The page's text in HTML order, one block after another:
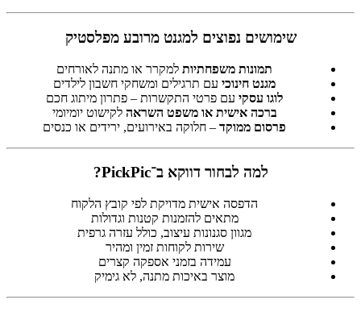
שימושים נפוצים למגנט מרובע מפלסטיק
תמונות משפחתיות למקרר או מתנה לאורחים
מגנט חינוכי עם תרגילים ומשחקי חשבון לילדים
לוגו עסקי עם פרטי התקשרות – פתרון מיתוג חכם
ברכה אישית או משפט השראה לקישוט יומיומי
פרסום ממוקד – חלוקה באירועים, ירידים או כנסים
למה לבחור דווקא ב־PickPic?
הדפסה אישית מדויקת לפי קובץ הלקוח
מתאים להזמנות קטנות וגדולות
מגוון סגנונות עיצוב, כולל עזרה גרפית
שירות לקוחות זמין ומהיר
עמידה בזמני אספקה קצרים
מוצר באיכות מתנה, לא גימיק